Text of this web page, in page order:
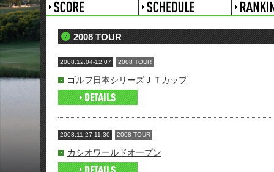
2008 TOUR
2008.12.04-12.07 2008 TOUR
ゴルフ日本シリーズＪＴカップ
2008.11.27-11.30 2008 TOUR
カシオワールドオープン